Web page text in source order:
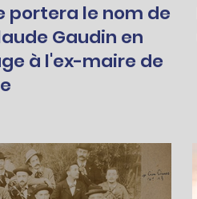
portera le nom de
Gaudin en
à l'ex-maire de